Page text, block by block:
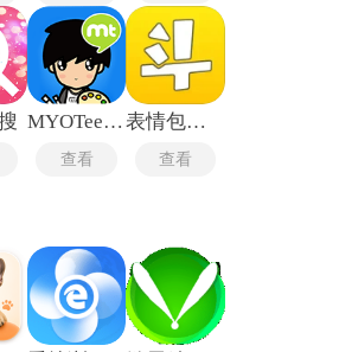
MYOTee脸萌
查看
表情包制作工厂
查看